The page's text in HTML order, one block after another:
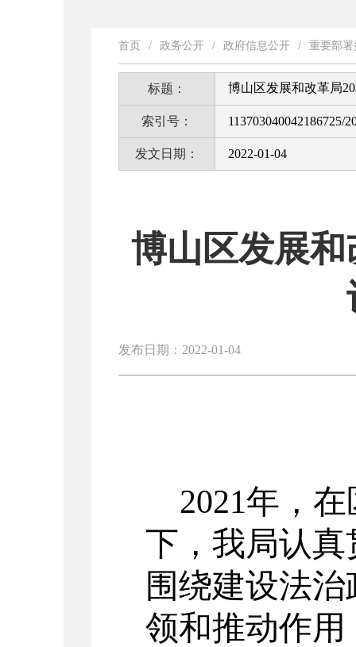
首页 / 政务公开 / 政府信息公开 / 重要部
标题： 博山区发展和改革局
索引号： 113703040042186725/
发文日期： 2022-01-04
博山区发展
发布日期：2022-01-04
2021年，在
下，我局认
围绕建设法
领和推动作